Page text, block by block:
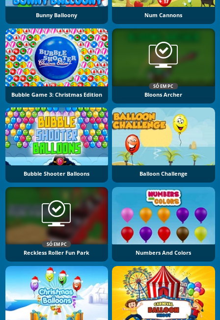
Bunny Balloony Num Cannons
Bubble Game 3: Christmas Edition
SÓ EM PC
Bloons Archer
Bubble Shooter Balloons Balloon Challenge
SÓ EM PC
Reckless Roller Fun Park Numbers And Colors